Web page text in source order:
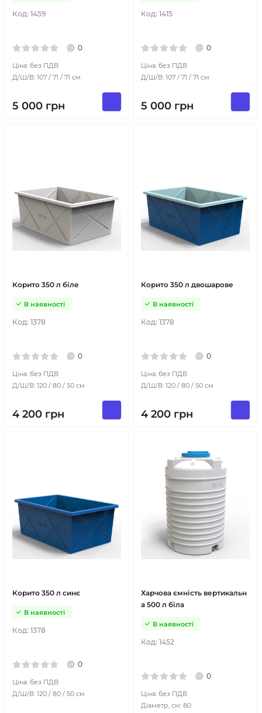
Код: 1459
0
Ціна: без ПДВ
Д/Ш/В: 107 / 71 / 71 см
5 000 грн
Код: 1415
0
Ціна: без ПДВ
Д/Ш/В: 107 / 71 / 71 см
5 000 грн
Корито 350 л біле
Код: 1378
В наявності
0
Ціна: без ПДВ
Д/Ш/В: 120 / 80 / 50 см
4 200 грн
Корито 350 л двошарове
Код: 1378
В наявності
0
Ціна: без ПДВ
Д/Ш/В: 120 / 80 / 50 см
4 200 грн
Корито 350 л синє
Код: 1378
В наявності
0
Ціна: без ПДВ
Д/Ш/В: 120 / 80 / 50 см
Харчова ємність вертикальн
а 500 л біла
Код: 1452
В наявності
0
Ціна: без ПДВ
Діаметр, см: 80